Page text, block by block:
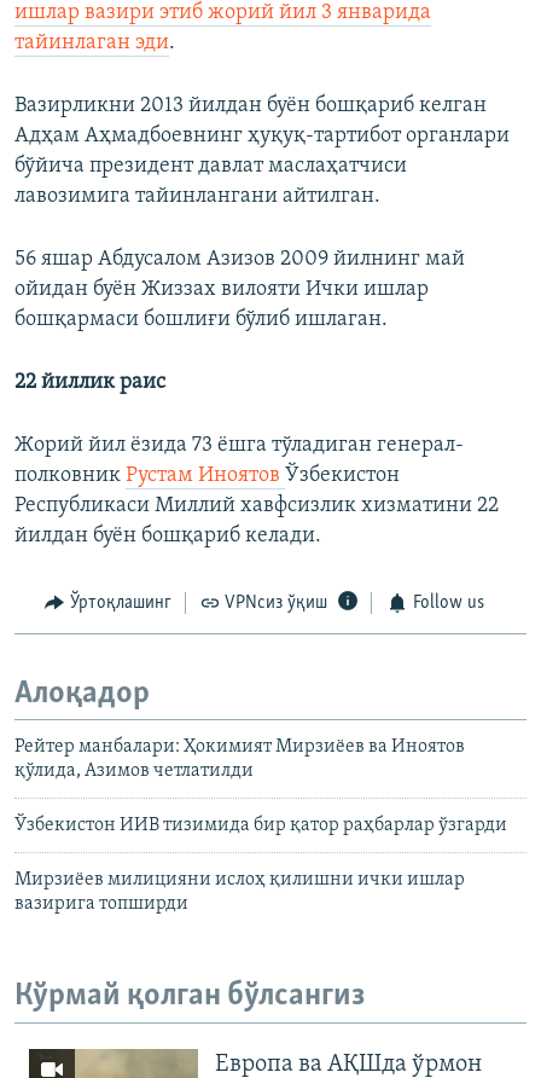
ишлар вазири этиб жорий йил 3 январида
тайинлаган эди.
Вазирликни 2013 йилдан буён бошқариб келган
Адҳам Аҳмадбоевнинг ҳуқуқ-тартибот органлари
бўйича президент давлат маслаҳатчиси
лавозимига тайинлангани айтилган.
56 яшар Абдусалом Азизов 2009 йилнинг май
ойидан буён Жиззах вилояти Ички ишлар
бошқармаси бошлиғи бўлиб ишлаган.
22 йиллик раис
Жорий йил ёзида 73 ёшга тўладиган генерал-
полковник Рустам Иноятов Ўзбекистон
Республикаси Миллий хавфсизлик хизматини 22
йилдан буён бошқариб келади.
Ўртоқлашинг VPNсиз ўқиш Follow us
Алоқадор
Рейтер манбалари: Ҳокимият Мирзиёев ва Иноятов
қўлида, Азимов четлатилди
Ўзбекистон ИИВ тизимида бир қатор раҳбарлар ўзгарди
Мирзиёев милицияни ислоҳ қилишни ички ишлар
вазирига топширди
Кўрмай қолган бўлсангиз
Европа ва АҚШда ўрмон